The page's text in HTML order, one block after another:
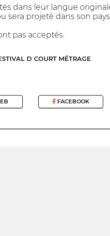
dans leur langue
sera projeté dans son
pas acceptés.
D COURT MÉTRAGE
FACEBOOK